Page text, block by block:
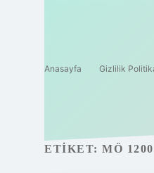
Anasayfa Gizlilik
ETIKET: MÖ